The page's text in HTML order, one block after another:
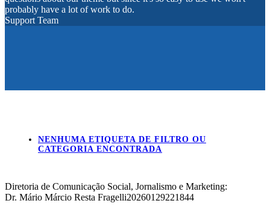
probably have a lot of work to do.
Support Team
NENHUMA ETIQUETA DE FILTRO OU
CATEGORIA ENCONTRADA
Diretoria de Comunicação Social, Jornalismo e Marketing:
Dr. Mário Márcio Resta Fragelli20260129221844